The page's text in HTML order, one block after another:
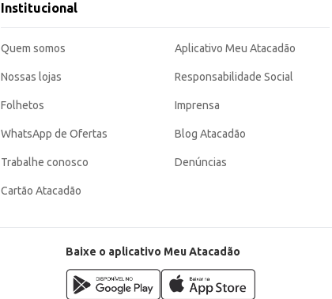
Institucional
Quem somos
Nossas lojas
Folhetos
WhatsApp de Ofertas
Trabalhe conosco
Cartão Atacadão
Aplicativo Meu Atacadão
Responsabilidade Social
Imprensa
Blog Atacadão
Denúncias
Baixe o aplicativo Meu Atacadão